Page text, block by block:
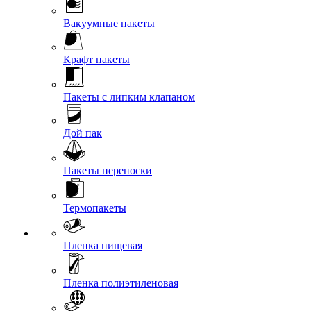
Вакуумные пакеты
Крафт пакеты
Пакеты с липким клапаном
Дой пак
Пакеты переноски
Термопакеты
Пленка пищевая
Пленка полиэтиленовая